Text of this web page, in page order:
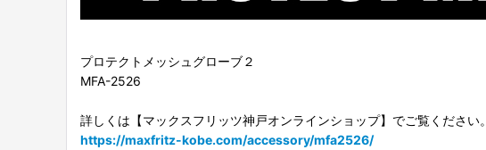
プロテクトメッシュグローブ２
MFA-2526
詳しくは【マックスフリッツ神戸オンラインショップ】でご覧ください。
https://maxfritz-kobe.com/accessory/mfa2526/